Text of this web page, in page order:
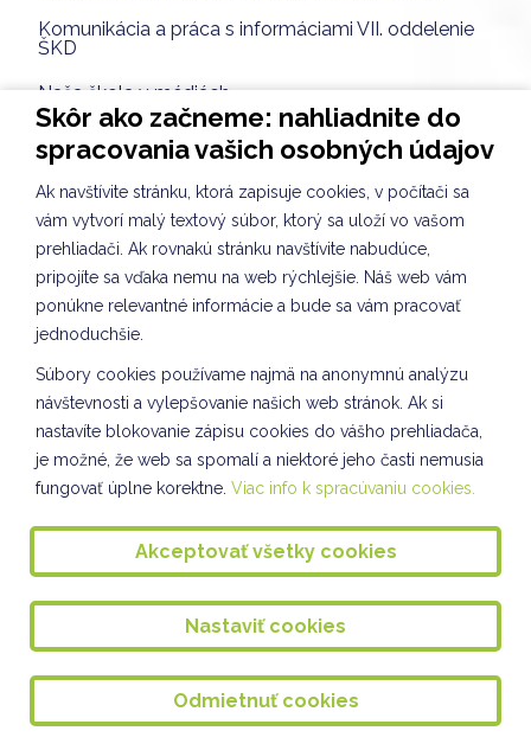
Komunikácia a práca s informáciami VII. oddelenie
ŠKD
Naša škola v médiách
VTÁČIA HODINKA - IV. oddelenie ŠKD
Recyklácia VII. oddelenie ŠKD
SEPAROVANIE VII. oddelenie ŠKD
ZIMNÁ MINIAKADÉMIA V ŠKD
Súťaž z chémie
Badminton dievčat
Sebarozvoj a svet práce VII. oddelenie ŠKD
VIANOČNÝ FLORBAL 16.12.2024
VIANOČNÁ VYBÍJANÁ 13.12.2024
VIANOČNÝ BAZÁR 12.12.2024
SEPAROVANIE - VII. oddelenie ŠKD
Výstupná prax študentiek v ŠKD
Vianočná pošta pre seniorov
Skôr ako začneme: nahliadnite do
spracovania vašich osobných údajov
Ak navštívite stránku, ktorá zapisuje cookies, v počítači sa
vám vytvorí malý textový súbor, ktorý sa uloží vo vašom
prehliadači. Ak rovnakú stránku navštívite nabudúce,
pripojíte sa vďaka nemu na web rýchlejšie. Náš web vám
ponúkne relevantné informácie a bude sa vám pracovať
jednoduchšie.
Súbory cookies používame najmä na anonymnú analýzu
návštevnosti a vylepšovanie našich web stránok. Ak si
nastavíte blokovanie zápisu cookies do vášho prehliadača,
je možné, že web sa spomalí a niektoré jeho časti nemusia
fungovať úplne korektne. Viac info k spracúvaniu cookies.
Akceptovať všetky cookies
Nastaviť cookies
Odmietnuť cookies